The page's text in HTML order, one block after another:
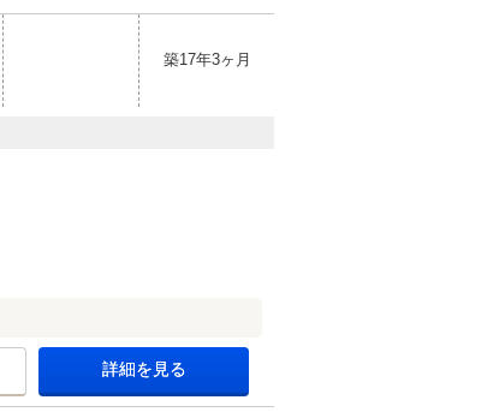
築17年3ヶ月
詳細を見る